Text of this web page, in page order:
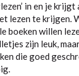
in en je
lezen te krijgen.
boeken willen
zijn leuk,
die goed